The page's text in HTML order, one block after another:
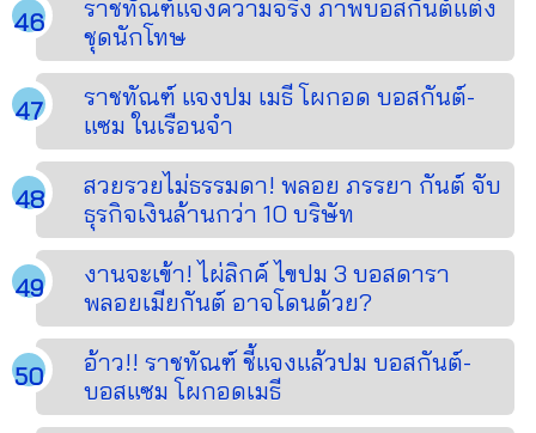
ราชทัณฑ์แจงความจริง ภาพบอสกันต์แต่ง
ชุดนักโทษ
ราชทัณฑ์ แจงปม เมธี โผกอด บอสกันต์-
แซม ในเรือนจำ
สวยรวยไม่ธรรมดา! พลอย ภรรยา กันต์ จับ
ธุรกิจเงินล้านกว่า 10 บริษัท
งานจะเข้า! ไผ่ลิกค์ ไขปม 3 บอสดารา
พลอยเมียกันต์ อาจโดนด้วย?
อ้าว!! ราชทัณฑ์ ชี้แจงแล้วปม บอสกันต์-
บอสแซม โผกอดเมธี